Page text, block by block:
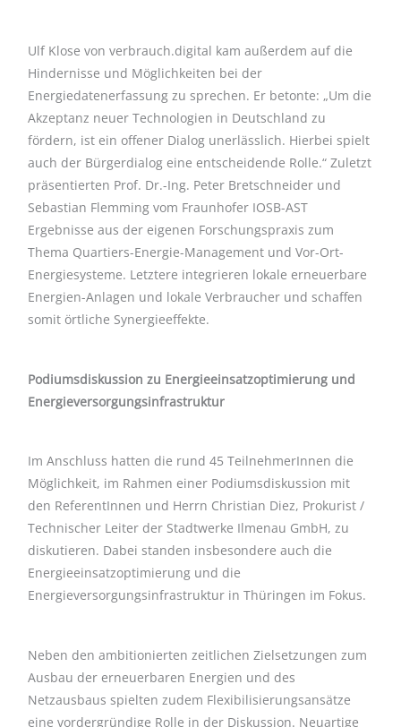
Ulf Klose von verbrauch.digital kam außerdem auf die
Hindernisse und Möglichkeiten bei der
Energiedatenerfassung zu sprechen. Er betonte: „Um die
Akzeptanz neuer Technologien in Deutschland zu
fördern, ist ein offener Dialog unerlässlich. Hierbei spielt
auch der Bürgerdialog eine entscheidende Rolle.“ Zuletzt
präsentierten Prof. Dr.-Ing. Peter Bretschneider und
Sebastian Flemming vom Fraunhofer IOSB-AST
Ergebnisse aus der eigenen Forschungspraxis zum
Thema Quartiers-Energie-Management und Vor-Ort-
Energiesysteme. Letztere integrieren lokale erneuerbare
Energien-Anlagen und lokale Verbraucher und schaffen
somit örtliche Synergieeffekte.
Podiumsdiskussion zu Energieeinsatzoptimierung und
Energieversorgungsinfrastruktur
Im Anschluss hatten die rund 45 TeilnehmerInnen die
Möglichkeit, im Rahmen einer Podiumsdiskussion mit
den ReferentInnen und Herrn Christian Diez, Prokurist /
Technischer Leiter der Stadtwerke Ilmenau GmbH, zu
diskutieren. Dabei standen insbesondere auch die
Energieeinsatzoptimierung und die
Energieversorgungsinfrastruktur in Thüringen im Fokus.
Neben den ambitionierten zeitlichen Zielsetzungen zum
Ausbau der erneuerbaren Energien und des
Netzausbaus spielten zudem Flexibilisierungsansätze
eine vordergründige Rolle in der Diskussion. Neuartige